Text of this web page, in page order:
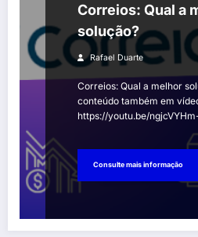
Correios: Qual a
solução?
Rafael Duarte
Correios: Qual a melhor
conteúdo também em
https://youtu.be/
Consulte mais informação